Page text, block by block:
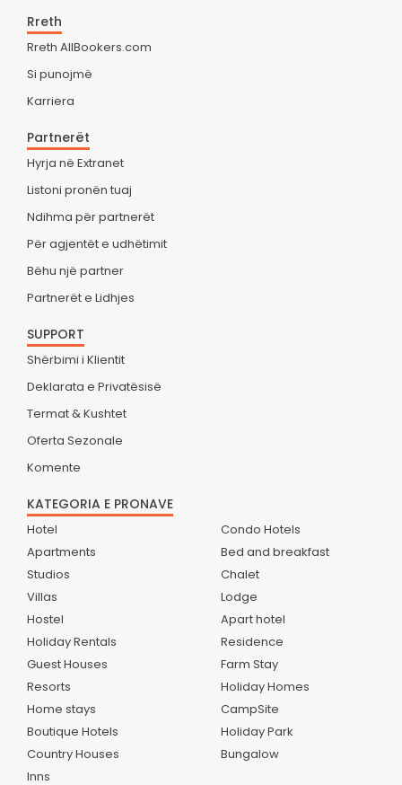
Rreth
Rreth AllBookers.com
Si punojmë
Karriera
Partnerët
Hyrja në Extranet
Listoni pronën tuaj
Ndihma për partnerët
Për agjentët e udhëtimit
Bëhu një partner
Partnerët e Lidhjes
SUPPORT
Shërbimi i Klientit
Deklarata e Privatësisë
Termat & Kushtet
Oferta Sezonale
Komente
KATEGORIA E PRONAVE
Hotel
Apartments
Studios
Villas
Hostel
Holiday Rentals
Guest Houses
Resorts
Home stays
Boutique Hotels
Country Houses
Inns
Condo Hotels
Bed and breakfast
Chalet
Lodge
Apart hotel
Residence
Farm Stay
Holiday Homes
CampSite
Holiday Park
Bungalow